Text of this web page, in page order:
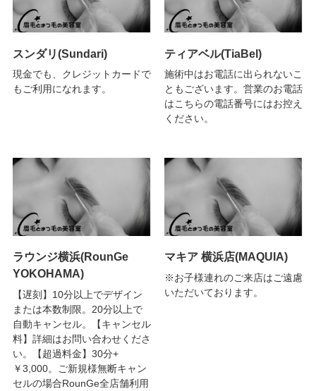
スンダリ(Sundari)
現金でも、クレジットカードで
もご利用になれます。
ティアベル(TiaBel)
施術中はお電話に出られないこ
ともございます。営業のお電話
はこちらの電話番号にはお控え
ください。
ラウンジ横浜(RounGe
YOKOHAMA)
【遅刻】10分以上でデザイン
または本数制限。20分以上で
自動キャンセル。【キャンセル
料】詳細はお問い合わせくださ
い。【超過料金】30分+
￥3,000。ご新規様無断キャン
セルの場合RounGe全店舗利用
マキア 横浜店(MAQUIA)
※お子様連れのご来店はご遠慮
いただいております。